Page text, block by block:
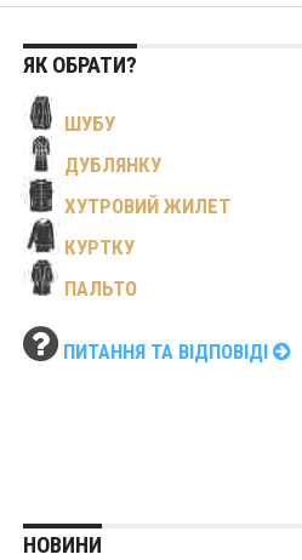
ЯК ОБРАТИ?
ШУБУ
ДУБЛЯНКУ
ХУТРОВИЙ ЖИЛЕТ
КУРТКУ
ПАЛЬТО
ПИТАННЯ ТА ВІДПОВІДІ
НОВИНИ